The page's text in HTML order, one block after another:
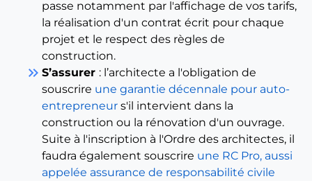
passe notamment par l'affichage de vos tarifs,
la réalisation d'un contrat écrit pour chaque
projet et le respect des règles de
construction.
keyboard_double_arrow_right S’assurer : l’architecte a l'obligation de
souscrire une garantie décennale pour auto-
entrepreneur s'il intervient dans la
construction ou la rénovation d'un ouvrage.
Suite à l'inscription à l'Ordre des architectes, il
faudra également souscrire une RC Pro, aussi
appelée assurance de responsabilité civile